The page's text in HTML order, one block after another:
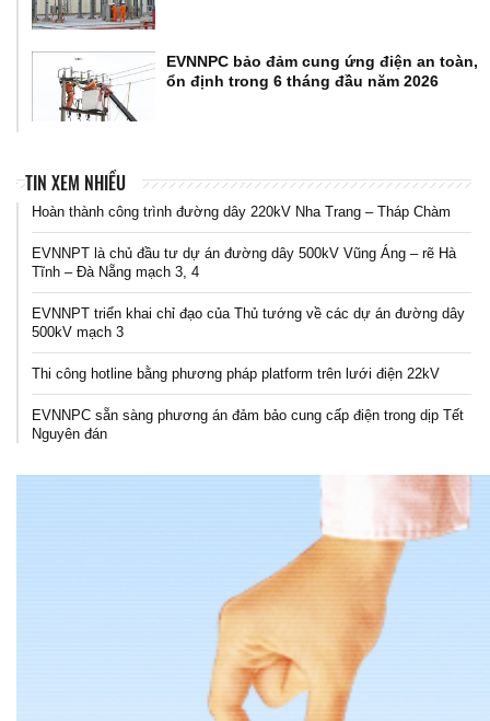
EVNNPC bảo đảm cung ứng điện an toàn,
ổn định trong 6 tháng đầu năm 2026
TIN XEM NHIỀU
Hoàn thành công trình đường dây 220kV Nha Trang – Tháp Chàm
EVNNPT là chủ đầu tư dự án đường dây 500kV Vũng Áng – rẽ Hà
Tĩnh – Đà Nẵng mạch 3, 4
EVNNPT triển khai chỉ đạo của Thủ tướng về các dự án đường dây
500kV mạch 3
Thi công hotline bằng phương pháp platform trên lưới điện 22kV
EVNNPC sẵn sàng phương án đảm bảo cung cấp điện trong dịp Tết
Nguyên đán